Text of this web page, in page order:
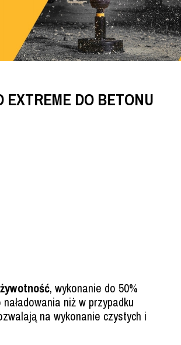
EXTREME DO BETONU
, wykonanie do 50%
niż w przypadku
na wykonanie czystych i